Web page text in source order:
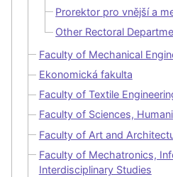
Prorektor pro vnější a
Other Rectoral
Faculty of Mechanical
Ekonomická fakulta
Faculty of Textile
Faculty of Sciences,
Faculty of Art and
Faculty of Mechatronics,
Interdisciplinary Studies